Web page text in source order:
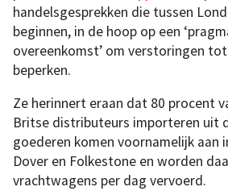
handelsgesprekken die tussen
beginnen, in de hoop op een
overeenkomst’ om verstoringen
beperken.
Ze herinnert eraan dat 80 procent
Britse distributeurs importeren uit
goederen komen voornamelijk aan
Dover en Folkestone en worden
vrachtwagens per dag vervoerd.